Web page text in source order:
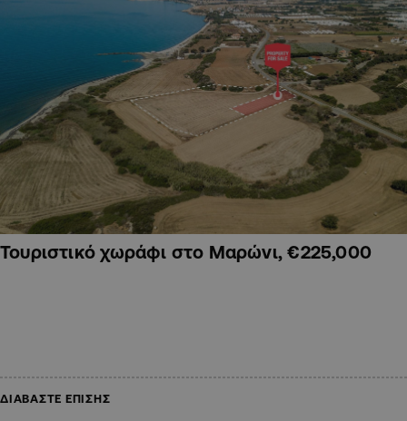
Τουριστικό χωράφι στο Μαρώνι, €225,000
ΔΙΑΒΑΣΤΕ ΕΠΙΣΗΣ